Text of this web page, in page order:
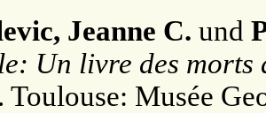
Jeanne C. und
Un livre des morts
. Toulouse: Musée